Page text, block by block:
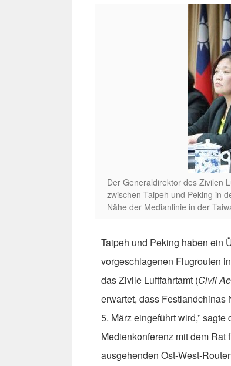
Der Generaldirektor des Zivilen
zwischen Taipeh und Peking in
Nähe der Medianlinie in der
Taipeh und Peking haben ein
vorgeschlagenen Flugrouten
das Zivile Luftfahrtamt (Civil
erwartet, dass
5. März eingeführt wird,”
Medienkonferenz mit dem
ausgehenden Ost-West-